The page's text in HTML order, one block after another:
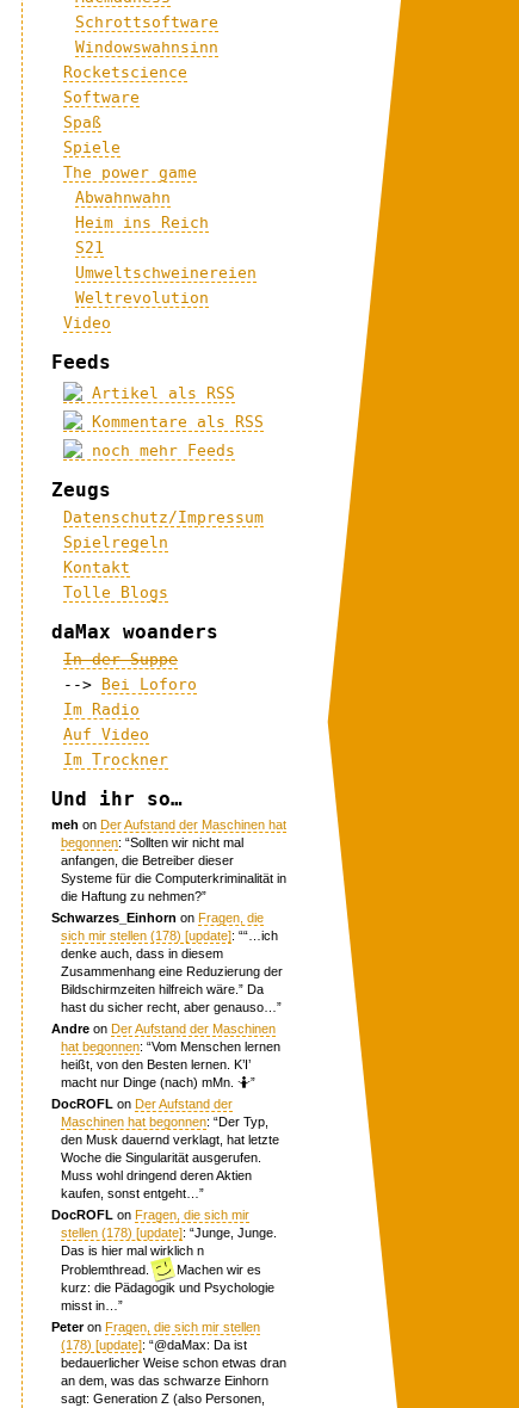
Schrottsoftware
Windowswahnsinn
Rocketscience
Software
Spaß
Spiele
The power game
Abwahnwahn
Heim ins Reich
S21
Umweltschweinereien
Weltrevolution
Video
Feeds
Artikel als RSS
Kommentare als RSS
noch mehr Feeds
Zeugs
Datenschutz/Impressum
Spielregeln
Kontakt
Tolle Blogs
daMax woanders
In der Suppe
-->
Bei Loforo
Im Radio
Auf Video
Im Trockner
Und ihr so…
meh onDer Aufstand der Maschinen hat
begonnen: “Sollten wir nicht mal
anfangen, die Betreiber dieser
Systeme für die Computerkriminalität in
die Haftung zu nehmen?”
Schwarzes_Einhorn onFragen, die
sich mir stellen (178) [update]: ““…ich
denke auch, dass in diesem
Zusammenhang eine Reduzierung der
Bildschirmzeiten hilfreich wäre.” Da
hast du sicher recht, aber genauso… ”
Andre onDer Aufstand der Maschinen
hat begonnen: “Vom Menschen lernen
heißt, von den Besten lernen. K’I’
macht nur Dinge (nach) mMn. 🤷”
DocROFL onDer Aufstand der
Maschinen hat begonnen: “Der Typ,
den Musk dauernd verklagt, hat letzte
Woche die Singularität ausgerufen.
Muss wohl dringend deren Aktien
kaufen, sonst entgeht… ”
DocROFL onFragen, die sich mir
stellen (178) [update]: “Junge, Junge.
Das is hier mal wirklich n
Problemthread.
Machen wir es
kurz: die Pädagogik und Psychologie
misst in… ”
PeteronFragen, die sich mir stellen
(178) [update]: “@daMax: Da ist
bedauerlicher Weise schon etwas dran
an dem, was das schwarze Einhorn
sagt: Generation Z (also Personen,